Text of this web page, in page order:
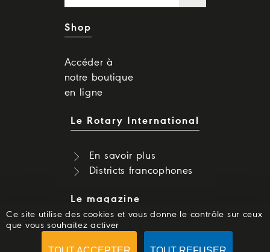
Shop
Accéder à
notre boutique
en ligne
Le Rotary International
En savoir plus
Districts francophones
Le magazine
Dernier numéro
Numéros précédents
Ce site utilise des cookies et vous donne le contrôle sur ceux
que vous souhaitez activer